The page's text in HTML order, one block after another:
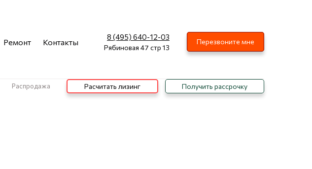
Ремонт Контакты
8 (495) 640-12-03
Рябиновая 47 стр 13
Перезвоните мне
Распродажа Расчитать лизинг Получить рассрочку